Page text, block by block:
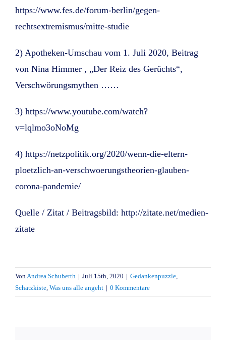
https://www.fes.de/forum-berlin/gegen-
rechtsextremismus/mitte-studie
2) Apotheken-Umschau vom 1. Juli 2020, Beitrag
von Nina Himmer , „Der Reiz des Gerüchts“,
Verschwörungsmythen ……
3) https://www.youtube.com/watch?
v=lqlmo3oNoMg
4) https://netzpolitik.org/2020/wenn-die-eltern-
ploetzlich-an-verschwoerungstheorien-glauben-
corona-pandemie/
Quelle / Zitat / Beitragsbild: http://zitate.net/medien-
zitate
VonAndrea Schuberth | Juli 15th, 2020 | Gedankenpuzzle,
Schatzkiste, Was uns alle angeht | 0 Kommentare